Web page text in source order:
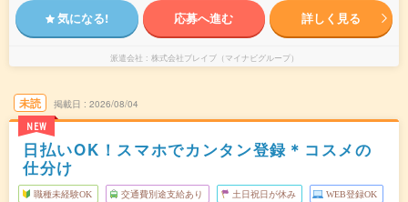
気になる! 応募へ進む 詳しく見る
派遣会社 株式会社ブレイブ（マイナビグループ）
未読
NEW
掲載日 2026/08/04
日払いOK！スマホでカンタン登録＊コスメの
仕分け
職種未経験OK 交通費別途支給あり 土日祝日が休み WEB登録OK